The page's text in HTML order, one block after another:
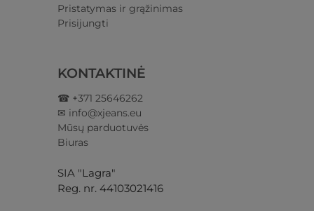
Pristatymas ir grąžinimas​
Prisijungti​
KONTAKTINĖ
☎ +371 25646262
✉ info@xjeans.eu
Mūsų parduotuvės
Biuras
SIA "Lagra"
Reg. nr. 44103021416